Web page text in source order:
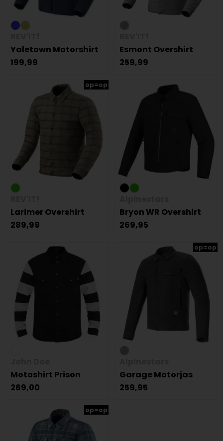
Yaletown Motorshirt
199,99
Esmont Overshirt
259,99
op=op
Larimer Overshirt
289,99
Bryon WR Overshirt
269,95
Motoshirt Prison
269,00
op=op
Garage Motorjas
259,95
op=op